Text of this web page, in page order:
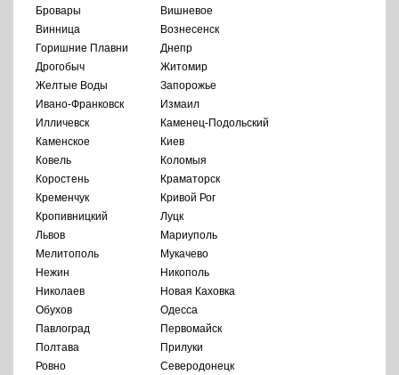
Бровары
Вишневое
Винница
Вознесенск
Горишние Плавни
Днепр
Дрогобыч
Житомир
Желтые Воды
Запорожье
Ивано-Франковск
Измаил
Илличевск
Каменец-Подольский
Каменское
Киев
Ковель
Коломыя
Коростень
Краматорск
Кременчук
Кривой Рог
Кропивницкий
Луцк
Львов
Мариуполь
Мелитополь
Мукачево
Нежин
Никополь
Николаев
Новая Каховка
Обухов
Одесса
Павлоград
Первомайск
Полтава
Прилуки
Ровно
Северодонецк